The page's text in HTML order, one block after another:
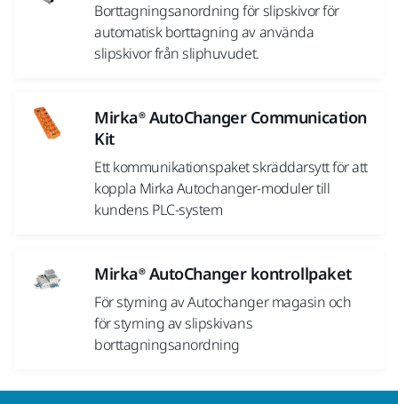
Borttagningsanordning för slipskivor för
automatisk borttagning av använda
slipskivor från sliphuvudet.
Mirka® AutoChanger Communication
Kit
Ett kommunikationspaket skräddarsytt för att
koppla Mirka Autochanger-moduler till
kundens PLC-system
Mirka® AutoChanger kontrollpaket
För styrning av Autochanger magasin och
för styrning av slipskivans
borttagningsanordning